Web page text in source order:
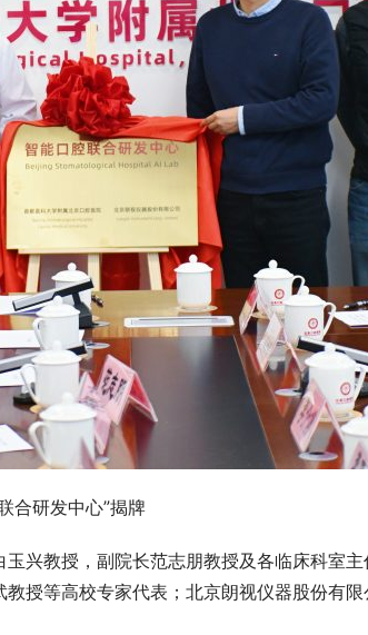
合研发中心”揭牌
兴教授，副院长范志朋教授及各临床科室
授等高校专家代表；北京朗视仪器股份有